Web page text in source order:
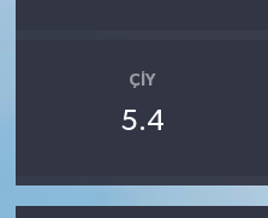
ÇIY
5.4